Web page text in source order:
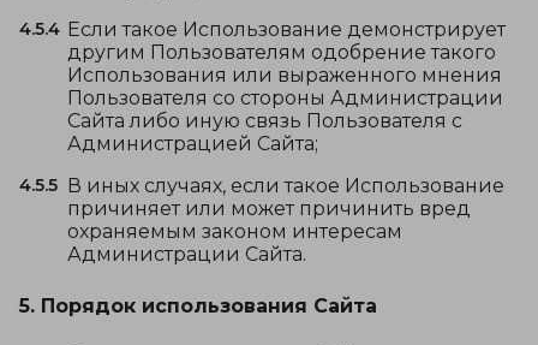
4.5.4 Если такое Использование демонстрирует
другим Пользователям одобрение такого
Использования или выраженного мнения
Пользователя со стороны Администрации
Сайта либо иную связь Пользователя с
Администрацией Сайта;
4.5.5 В иных случаях, если такое Использование
причиняет или может причинить вред
охраняемым законом интересам
Администрации Сайта.
5. Порядок использования Сайта